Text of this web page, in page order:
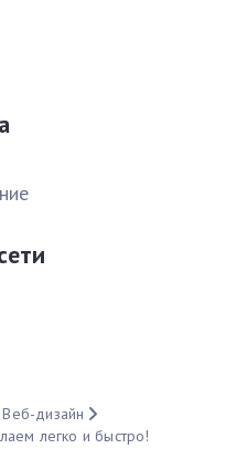
Веб-дизайн
легко и быстро!